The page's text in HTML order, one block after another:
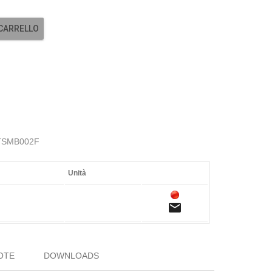
Unità
email
DOWNLOADS